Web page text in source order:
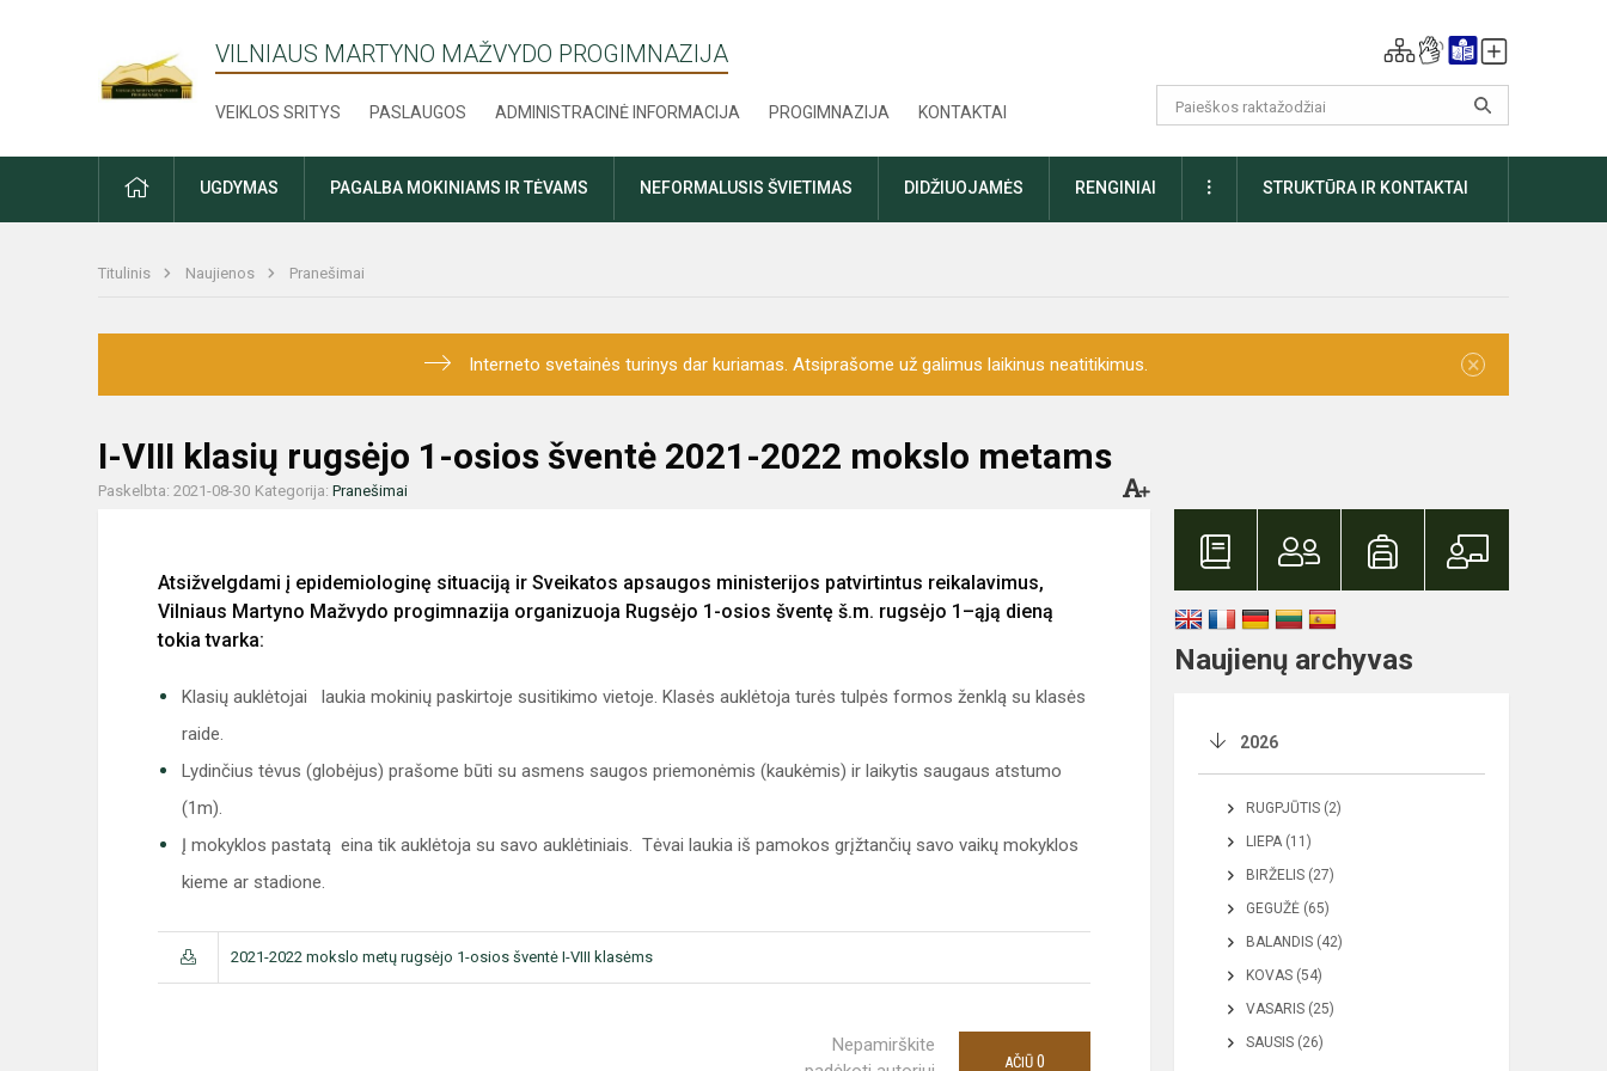
VILNIAUS MARTYNO MAŽVYDO PROGIMNAZIJA
VEIKLOS SRITYS PASLAUGOS ADMINISTRACINĖ INFORMACIJA PROGIMNAZIJA KONTAKTAI
PRADŽIAUGDYMAS PAGALBA MOKINIAMS IR TĖVAMS NEFORMALUSIS ŠVIETIMAS DIDŽIUOJAMĖS RENGINIAI DAUGIAUSTRUKTŪRA IR KONTAKTAI
Titulinis Naujienos Pranešimai
Interneto svetainės turinys dar kuriamas. Atsiprašome už galimus laikinus neatitikimus. ×
I-VIII klasių rugsėjo 1-osios šventė 2021-2022 mokslo metams
Paskelbta: 2021-08-30 Kategorija: Pranešimai
Atsižvelgdami į epidemiologinę situaciją ir Sveikatos apsaugos ministerijos patvirtintus reikalavimus,
Vilniaus Martyno Mažvydo progimnazija organizuoja Rugsėjo 1-osios šventę š.m. rugsėjo 1–ąją dieną
tokia tvarka:
Klasių auklėtojai laukia mokinių paskirtoje susitikimo vietoje. Klasės auklėtoja turės tulpės formos ženklą su klasės
raide.
Lydinčius tėvus (globėjus) prašome būti su asmens saugos priemonėmis (kaukėmis) ir laikytis saugaus atstumo
(1m).
Į mokyklos pastatą eina tik auklėtoja su savo auklėtiniais. Tėvai laukia iš pamokos grįžtančių savo vaikų mokyklos
kieme ar stadione.
2021-2022 mokslo metų rugsėjo 1-osios šventė I-VIII klasėms
Nepamirškite
AČIŪ 0
Naujienų archyvas
2026
RUGPJŪTIS (2)
LIEPA (11)
BIRŽELIS (27)
GEGUŽĖ (65)
BALANDIS (42)
KOVAS (54)
VASARIS (25)
SAUSIS (26)